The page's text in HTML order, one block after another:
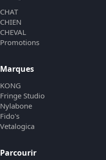
CHAT
CHIEN
CHEVAL
Promotions
Marques
KONG
Fringe Studio
Nylabone
Fido's
Vetalogica
Parcourir